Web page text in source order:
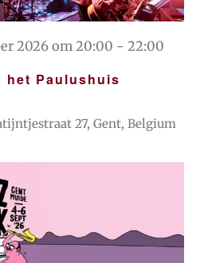
het Paulushuis
2026 om 20:00 - 22:00
27, Gent, Belgium